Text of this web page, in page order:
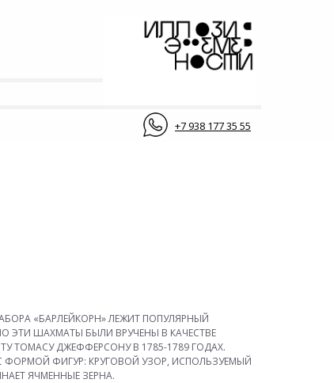
+7 938 177 35 55
«БАРЛЕЙКОРН» ЛЕЖИТ ПОПУЛЯРНЫЙ
ЭТИ ШАХМАТЫ БЫЛИ ВРУЧЕНЫ В КАЧЕСТВЕ
ТОМАСУ ДЖЕФФЕРСОНУ В 1785-1789 ГОДАХ.
ФОРМОЙ ФИГУР: КРУГОВОЙ УЗОР, ИСПОЛЬЗУЕМЫЙ
ЯЧМЕННЫЕ ЗЕРНА.